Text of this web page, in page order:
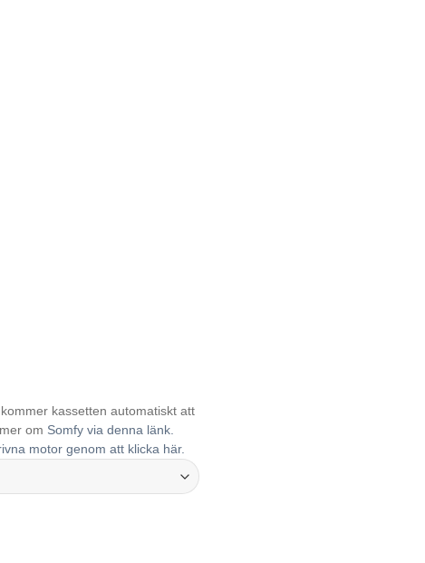
kassetten automatiskt att
om Somfy via denna länk.
motor genom att klicka här.